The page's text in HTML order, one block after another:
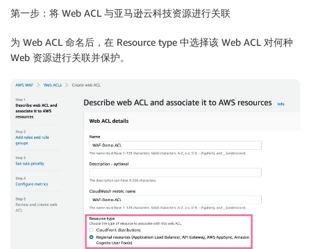
第一步：将 Web ACL 与亚马逊云科技资源进行关联
为 Web ACL 命名后，在 Resource type 中选择该 Web ACL 对何种
Web 资源进行关联并保护。